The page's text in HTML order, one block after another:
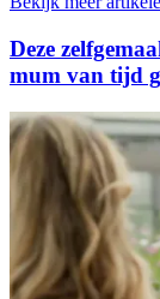
Deze
mum van tijd